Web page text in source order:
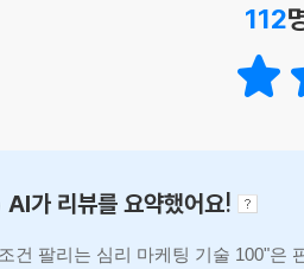
기술 4 5번 이상 마주치면 호감도가
서 그 제품을 사게 되는 이유는 혜택
서 직접 터득한 실전용 핵심 심리기
112
AI가 리뷰를 요약했어요!
건 팔리는 심리 마케팅 기술 100"은